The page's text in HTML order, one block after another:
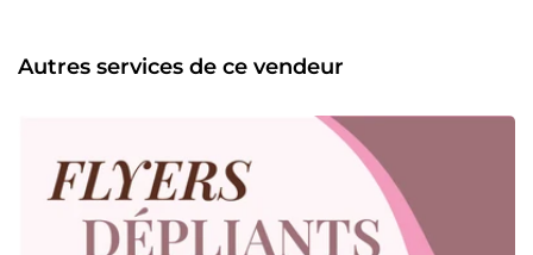
Autres services de ce vendeur